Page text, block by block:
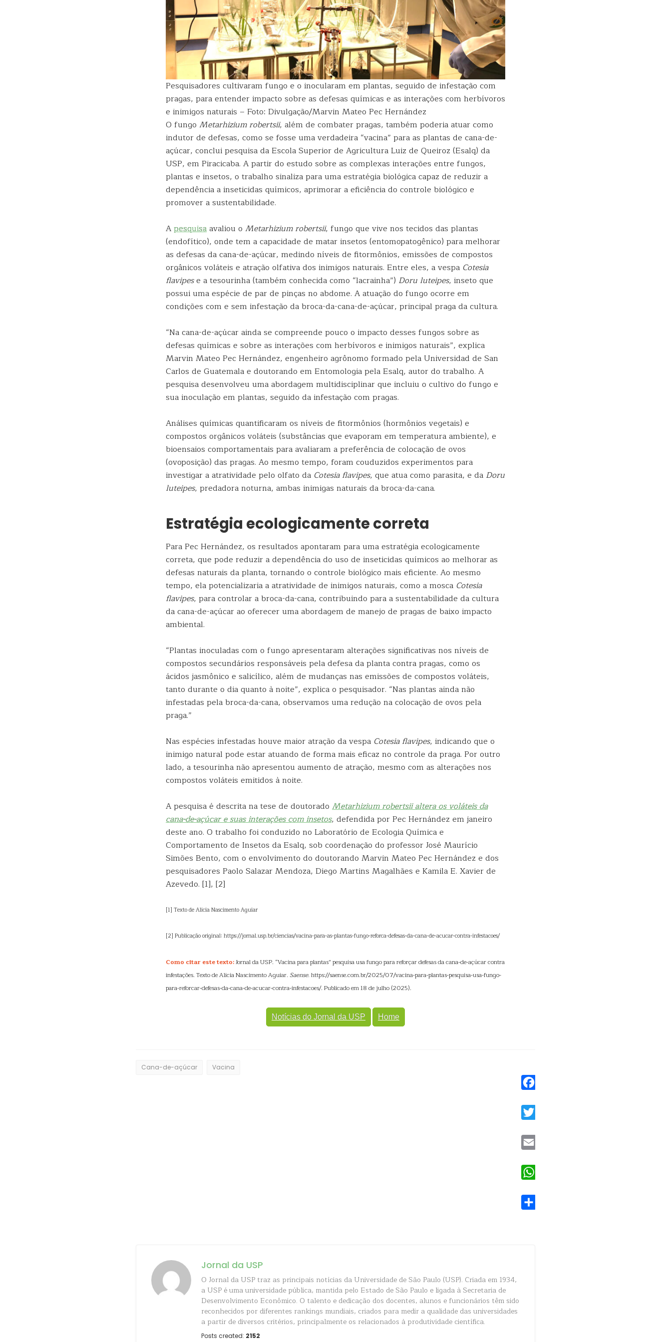
Pesquisadores cultivaram fungo e o inocularam em plantas, seguido de infestação com
pragas, para entender impacto sobre as defesas químicas e as interações com herbívoros
e inimigos naturais – Foto: Divulgação/Marvin Mateo Pec Hernández
O fungo Metarhizium robertsii, além de combater pragas, também poderia atuar como
indutor de defesas, como se fosse uma verdadeira “vacina” para as plantas de cana-de-
açúcar, conclui pesquisa da Escola Superior de Agricultura Luiz de Queiroz (Esalq) da
USP, em Piracicaba. A partir do estudo sobre as complexas interações entre fungos,
plantas e insetos, o trabalho sinaliza para uma estratégia biológica capaz de reduzir a
dependência a inseticidas químicos, aprimorar a eficiência do controle biológico e
promover a sustentabilidade.
Apesquisaavaliou o Metarhizium robertsii, fungo que vive nos tecidos das plantas
(endofítico), onde tem a capacidade de matar insetos (entomopatogênico) para melhorar
as defesas da cana-de-açúcar, medindo níveis de fitormônios, emissões de compostos
orgânicos voláteis e atração olfativa dos inimigos naturais. Entre eles, a vespa Cotesia
flavipese a tesourinha (também conhecida como “lacrainha”) Doru luteipes, inseto que
possui uma espécie de par de pinças no abdome. A atuação do fungo ocorre em
condições com e sem infestação da broca-da-cana-de-açúcar, principal praga da cultura.
“Na cana-de-açúcar ainda se compreende pouco o impacto desses fungos sobre as
defesas químicas e sobre as interações com herbívoros e inimigos naturais”, explica
Marvin Mateo Pec Hernández, engenheiro agrônomo formado pela Universidad de San
Carlos de Guatemala e doutorando em Entomologia pela Esalq, autor do trabalho. A
pesquisa desenvolveu uma abordagem multidisciplinar que incluiu o cultivo do fungo e
sua inoculação em plantas, seguido da infestação com pragas.
Análises químicas quantificaram os níveis de fitormônios (hormônios vegetais) e
compostos orgânicos voláteis (substâncias que evaporam em temperatura ambiente), e
bioensaios comportamentais para avaliaram a preferência de colocação de ovos
(ovoposição) das pragas. Ao mesmo tempo, foram couduzidos experimentos para
investigar a atratividade pelo olfato da Cotesia flavipes, que atua como parasita, e da Doru
luteipes, predadora noturna, ambas inimigas naturais da broca-da-cana.
Estratégia ecologicamente correta
Para Pec Hernández, os resultados apontaram para uma estratégia ecologicamente
correta, que pode reduzir a dependência do uso de inseticidas químicos ao melhorar as
defesas naturais da planta, tornando o controle biológico mais eficiente. Ao mesmo
tempo, ela potencializaria a atratividade de inimigos naturais, como a mosca Cotesia
flavipes, para controlar a broca-da-cana, contribuindo para a sustentabilidade da cultura
da cana-de-açúcar ao oferecer uma abordagem de manejo de pragas de baixo impacto
ambiental.
“Plantas inoculadas com o fungo apresentaram alterações significativas nos níveis de
compostos secundários responsáveis pela defesa da planta contra pragas, como os
ácidos jasmônico e salicílico, além de mudanças nas emissões de compostos voláteis,
tanto durante o dia quanto à noite”, explica o pesquisador. “Nas plantas ainda não
infestadas pela broca-da-cana, observamos uma redução na colocação de ovos pela
praga.”
Nas espécies infestadas houve maior atração da vespa Cotesia flavipes, indicando que o
inimigo natural pode estar atuando de forma mais eficaz no controle da praga. Por outro
lado, a tesourinha não apresentou aumento de atração, mesmo com as alterações nos
compostos voláteis emitidos à noite.
A pesquisa é descrita na tese de doutorado Metarhizium robertsiialtera os voláteis da
cana-de-açúcar e suas interações com insetos, defendida por Pec Hernández em janeiro
deste ano. O trabalho foi conduzido no Laboratório de Ecologia Química e
Comportamento de Insetos da Esalq, sob coordenação do professor José Maurício
Simões Bento, com o envolvimento do doutorando Marvin Mateo Pec Hernández e dos
pesquisadores Paolo Salazar Mendoza, Diego Martins Magalhães e Kamila E. Xavier de
Azevedo. [1], [2]
[1] Texto de Alicia Nascimento Aguiar
[2] Publicação original: https://jornal.usp.br/ciencias/vacina-para-as-plantas-fungo-reforca-defesas-da-cana-de-acucar-contra-infestacoes/
Como citar este texto:Jornal da USP. “Vacina para plantas” pesquisa usa fungo para reforçar defesas da cana-de-açúcar contra
infestações. Texto de Alicia Nascimento Aguiar. Saense. https://saense.com.br/2025/07/vacina-para-plantas-pesquisa-usa-fungo-
para-reforcar-defesas-da-cana-de-acucar-contra-infestacoes/. Publicado em 18 de julho (2025).
Notícias do Jornal da USP Home
Cana-de-açúcar Vacina
Jornal da USP
O Jornal da USP traz as principais notícias da Universidade de São Paulo (USP). Criada em 1934,
a USP é uma universidade pública, mantida pelo Estado de São Paulo e ligada à Secretaria de
Desenvolvimento Econômico. O talento e dedicação dos docentes, alunos e funcionários têm sido
reconhecidos por diferentes rankings mundiais, criados para medir a qualidade das universidades
a partir de diversos critérios, principalmente os relacionados à produtividade científica.
Posts created: 2152